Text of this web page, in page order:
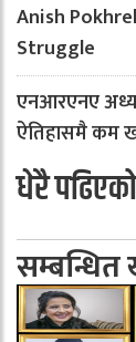
Anish
Struggle
एनआरएनए
ऐतिहासमै कम
धेरै पढिएको